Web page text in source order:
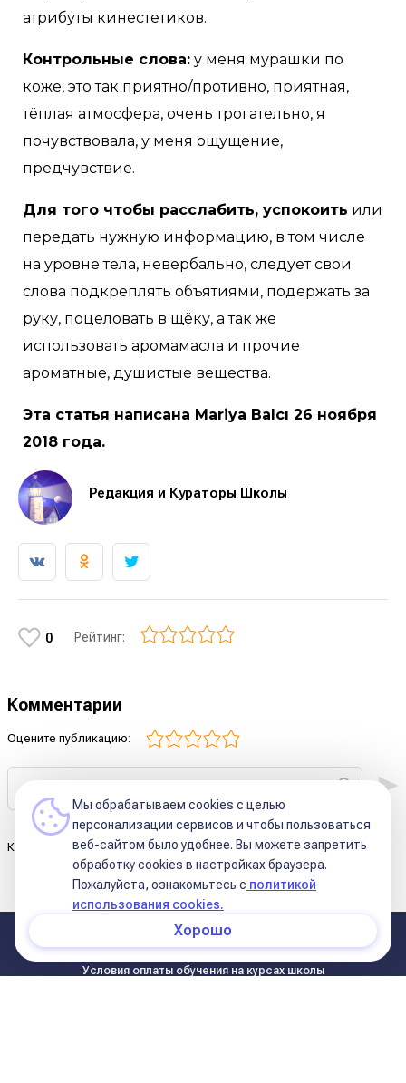
атрибуты кинестетиков.
Контрольные слова: у меня мурашки по
коже, это так приятно/противно, приятная,
тёплая атмосфера, очень трогательно, я
почувствовала, у меня ощущение,
предчувствие.
Для того чтобы расслабить, успокоить или
передать нужную информацию, в том числе
на уровне тела, невербально, следует свои
слова подкреплять объятиями, подержать за
руку, поцеловать в щёку, а так же
использовать аромамасла и прочие
ароматные, душистые вещества.
Эта статья написана Mariya Balcı 26 ноября
2018 года.
Редакция и Кураторы Школы
0 Рейтинг:
Комментарии
Оцените публикацию:
Комментариев к этой статье ещё нет.
О нас
Курсы Школы
Условия оплаты обучения на курсах школы
Мы обрабатываем cookies с целью
персонализации сервисов и чтобы пользоваться
веб-сайтом было удобнее. Вы можете запретить
обработку сookies в настройках браузера.
Пожалуйста, ознакомьтесь с политикой
использования cookies.
Хорошо